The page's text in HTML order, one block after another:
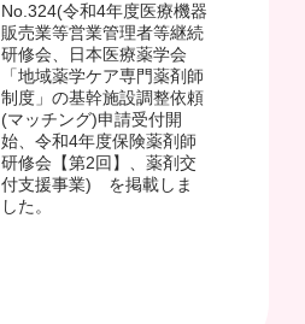
No.324(令和4年度医療機器
販売業等営業管理者等継続
研修会、日本医療薬学会
「地域薬学ケア専門薬剤師
制度」の基幹施設調整依頼
(マッチング)申請受付開
始、令和4年度保険薬剤師
研修会【第2回】、薬剤交
付支援事業) を掲載しま
した。